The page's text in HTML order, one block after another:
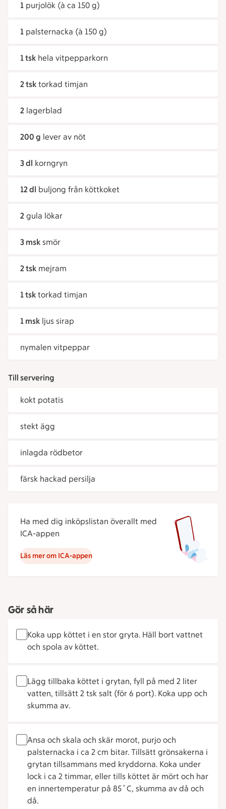
1 purjolök (à ca 150 g)
1 palsternacka (à 150 g)
1 tsk hela vitpepparkorn
2 tsk torkad timjan
2 lagerblad
200 g lever av nöt
3 dl korngryn
12 dl buljong från köttkoket
2 gula lökar
3 msk smör
2 tsk mejram
1 tsk torkad timjan
1 msk ljus sirap
nymalen vitpeppar
Till servering
kokt potatis
stekt ägg
inlagda rödbetor
färsk hackad persilja
Ha med dig inköpslistan överallt med
ICA-appen
Läs mer om ICA-appen
Gör så här
Koka upp köttet i en stor gryta. Häll bort vattnet
och spola av köttet.
Lägg tillbaka köttet i grytan, fyll på med 2 liter
vatten, tillsätt 2 tsk salt (för 6 port). Koka upp och
skumma av.
Ansa och skala och skär morot, purjo och
palsternacka i ca 2 cm bitar. Tillsätt grönsakerna i
grytan tillsammans med kryddorna. Koka under
lock i ca 2 timmar, eller tills köttet är mört och har
en innertemperatur på 85˚C, skumma av då och
då.